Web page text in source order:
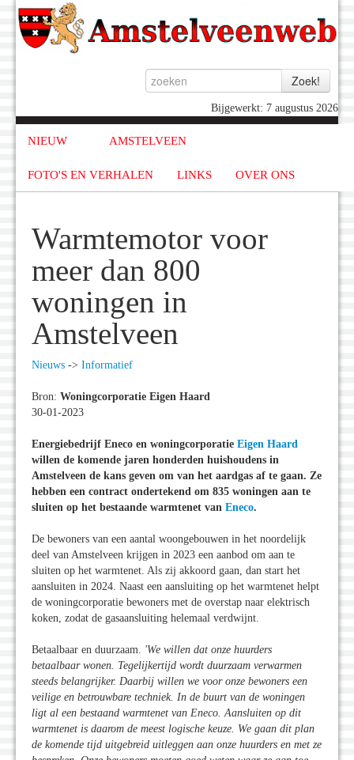
Bijgewerkt: 7 augustus 2026
NIEUW AMSTELVEEN
FOTO'S EN VERHALEN LINKS OVER ONS
Warmtemotor voor
meer dan 800
woningen in
Amstelveen
Nieuws -> Informatief
Bron: Woningcorporatie Eigen Haard
30-01-2023
Energiebedrijf Eneco en woningcorporatie Eigen Haard
willen de komende jaren honderden huishoudens in
Amstelveen de kans geven om van het aardgas af te gaan. Ze
hebben een contract ondertekend om 835 woningen aan te
sluiten op het bestaande warmtenet van Eneco.
De bewoners van een aantal woongebouwen in het noordelijk
deel van Amstelveen krijgen in 2023 een aanbod om aan te
sluiten op het warmtenet. Als zij akkoord gaan, dan start het
aansluiten in 2024. Naast een aansluiting op het warmtenet helpt
de woningcorporatie bewoners met de overstap naar elektrisch
koken, zodat de gasaansluiting helemaal verdwijnt.
Betaalbaar en duurzaam. 'We willen dat onze huurders
betaalbaar wonen. Tegelijkertijd wordt duurzaam verwarmen
steeds belangrijker. Daarbij willen we voor onze bewoners een
veilige en betrouwbare techniek. In de buurt van de woningen
ligt al een bestaand warmtenet van Eneco. Aansluiten op dit
warmtenet is daarom de meest logische keuze. We gaan dit plan
de komende tijd uitgebreid uitleggen aan onze huurders en met ze